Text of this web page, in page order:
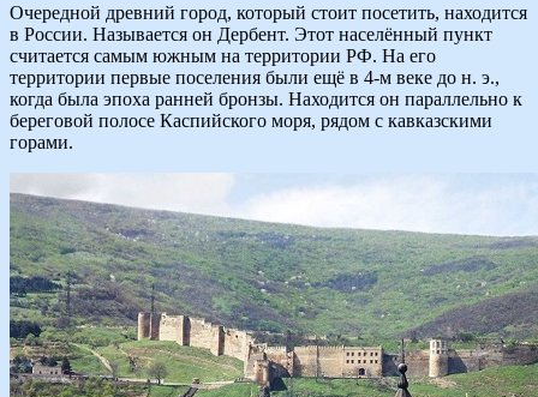
Очередной древний город, который стоит посетить, находится
в России. Называется он Дербент. Этот населённый пункт
считается самым южным на территории РФ. На его
территории первые поселения были ещё в 4-м веке до н. э.,
когда была эпоха ранней бронзы. Находится он параллельно к
береговой полосе Каспийского моря, рядом с кавказскими
горами.